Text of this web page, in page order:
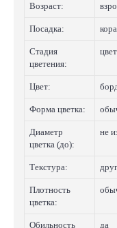
Возраст:
Посадка: кора
Стадия
цветения:
Цвет:
Форма цветка:
Диаметр
цветка (до):
не
Текстура:
Плотность
цветка:
Обильность
да